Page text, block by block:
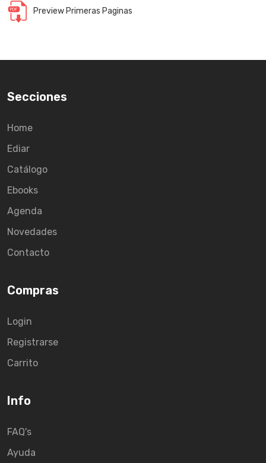
Preview Primeras Paginas
Secciones
Home
Ediar
Catálogo
Ebooks
Agenda
Novedades
Contacto
Compras
Login
Registrarse
Carrito
Info
FAQ's
Ayuda